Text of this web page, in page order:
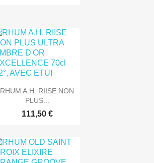
 Aperçu rapide
RHUM A.H. RIISE NON
PLUS...
111,50 €